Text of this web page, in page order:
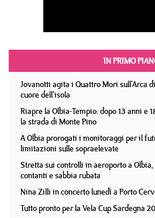
IN PRIMO
Jovanotti agita i Quattro Mori sull'Arca
cuore dell'isola
Riapre la Olbia-Tempio: dopo 13 anni e
la strada di Monte Pino
A Olbia prorogati i monitoraggi per il
limitazioni sulle sopraelevate
Stretta sui controlli in aeroporto a
contanti e sabbia rubata
Nina Zilli in concerto lunedì a Porto
Tutto pronto per la Vela Cup Sardegna